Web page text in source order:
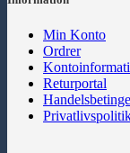
Min Konto
Ordrer
Returportal